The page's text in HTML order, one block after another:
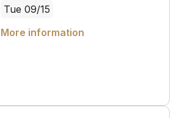
Tue 09/15
More information